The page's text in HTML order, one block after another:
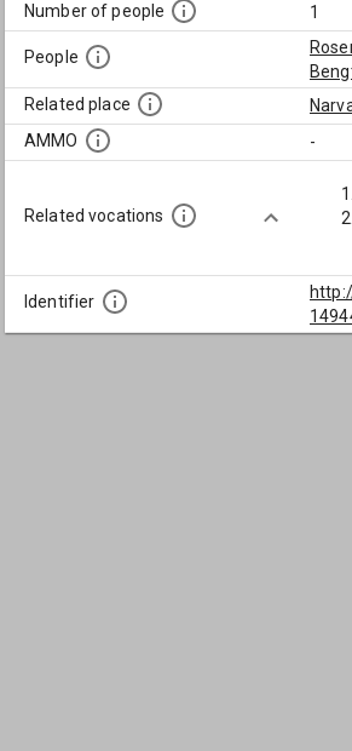
Number of people
1
People
Related place
AMMO
-
Related vocations
Identifier